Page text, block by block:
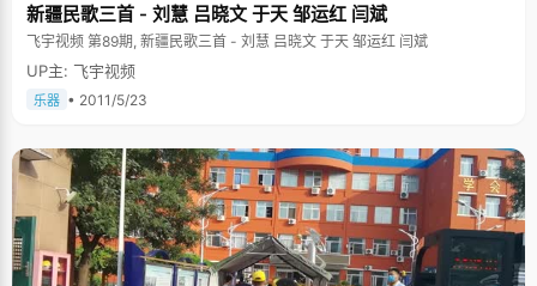
新疆民歌三首 - 刘慧 吕晓文 于天 邹运红 闫斌
飞宇视频 第89期, 新疆民歌三首 - 刘慧 吕晓文 于天 邹运红 闫斌
UP主: 飞宇视频
乐器 • 2011/5/23